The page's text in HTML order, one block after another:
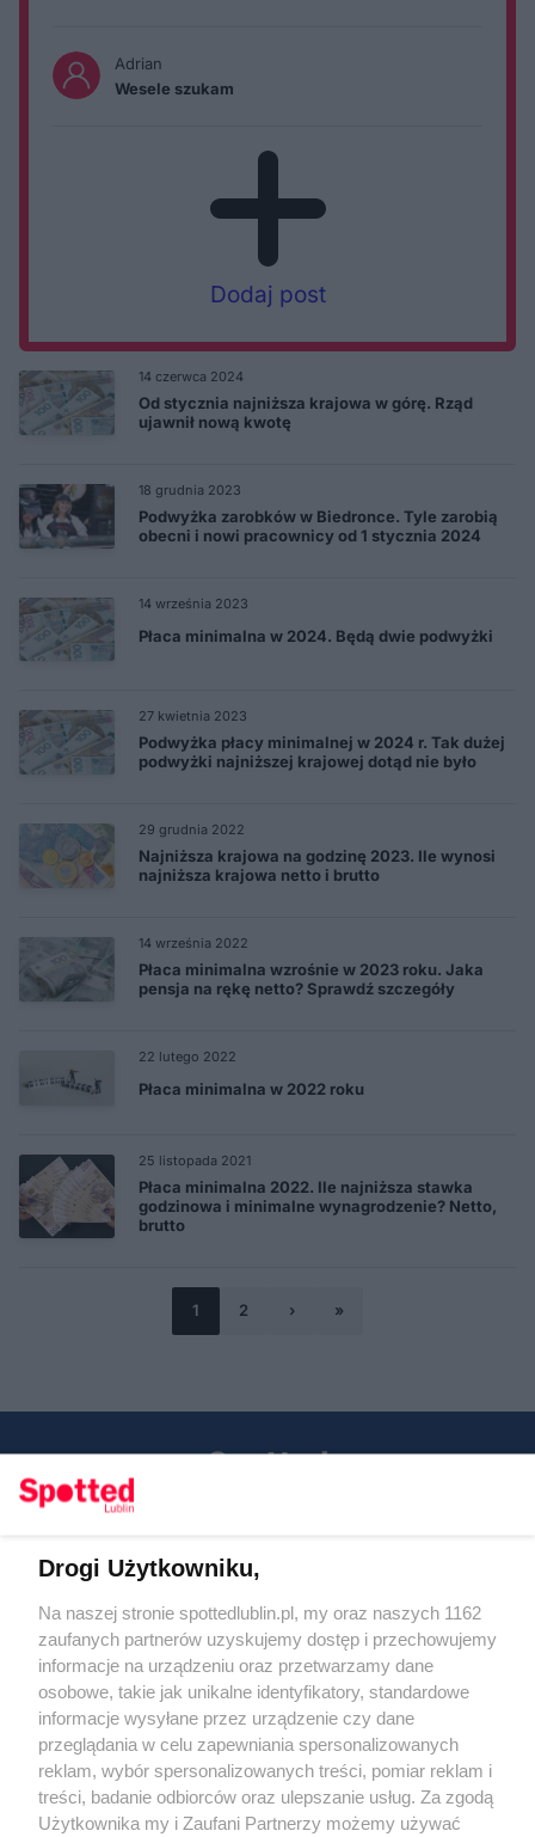
14 czerwca 2024
Od stycznia najniższa krajowa w górę. Rząd
ujawnił nową kwotę
18 grudnia 2023
Podwyżka zarobków w Biedronce. Tyle zarobią
obecni i nowi pracownicy od 1 stycznia 2024
14 września 2023
Płaca minimalna w 2024. Będą dwie podwyżki
27 kwietnia 2023
Podwyżka płacy minimalnej w 2024 r. Tak dużej
podwyżki najniższej krajowej dotąd nie było
29 grudnia 2022
Najniższa krajowa na godzinę 2023. Ile wynosi
najniższa krajowa netto i brutto
14 września 2022
Płaca minimalna wzrośnie w 2023 roku. Jaka
pensja na rękę netto? Sprawdź szczegóły
22 lutego 2022
Płaca minimalna w 2022 roku
25 listopada 2021
Płaca minimalna 2022. Ile najniższa stawka
godzinowa i minimalne wynagrodzenie? Netto,
brutto
1 2 › »
Adrian
Wesele szukam
Dodaj post
KATEGORIE
OGŁOSZENIA
Regulamin
Polityka prywatności
RODO
Warunki korzystania z treści
Drogi Użytkowniku,
Na naszej stronie spottedlublin.pl, my oraz naszych 1162
zaufanych partnerów uzyskujemy dostęp i przechowujemy
informacje na urządzeniu oraz przetwarzamy dane
osobowe, takie jak unikalne identyfikatory, standardowe
informacje wysyłane przez urządzenie czy dane
przeglądania w celu zapewniania spersonalizowanych
reklam, wybór spersonalizowanych treści, pomiar reklam i
treści, badanie odbiorców oraz ulepszanie usług. Za zgodą
Użytkownika my i Zaufani Partnerzy możemy używać